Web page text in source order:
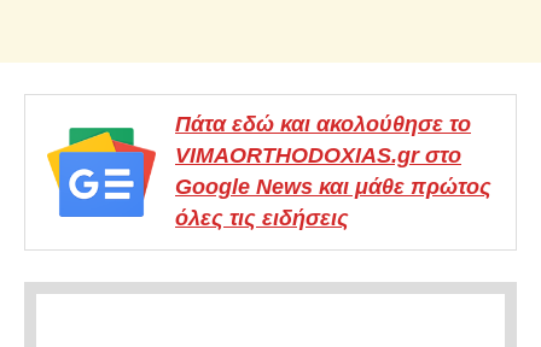
Πάτα εδώ και ακολούθησε το
VIMAORTHODOXIAS.gr στο
Google News και μάθε πρώτος
όλες τις ειδήσεις